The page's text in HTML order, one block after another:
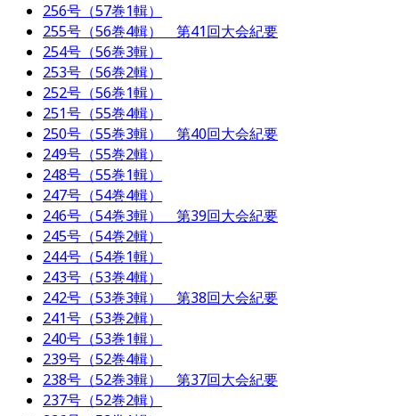
256号（57巻1輯）
255号（56巻4輯） 第41回大会紀要
254号（56巻3輯）
253号（56巻2輯）
252号（56巻1輯）
251号（55巻4輯）
250号（55巻3輯） 第40回大会紀要
249号（55巻2輯）
248号（55巻1輯）
247号（54巻4輯）
246号（54巻3輯） 第39回大会紀要
245号（54巻2輯）
244号（54巻1輯）
243号（53巻4輯）
242号（53巻3輯） 第38回大会紀要
241号（53巻2輯）
240号（53巻1輯）
239号（52巻4輯）
238号（52巻3輯） 第37回大会紀要
237号（52巻2輯）